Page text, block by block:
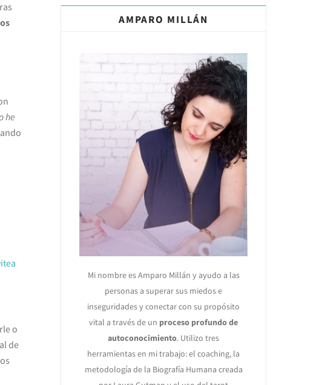
he
o
de
AMPARO MILLÁN
Mi nombre es Amparo Millán y ayudo a las
personas a superar sus miedos e
inseguridades y conectar con su propósito
vital a través de un proceso profundo de
autoconocimiento. Utilizo tres
herramientas en mi trabajo: el coaching, la
metodología de la Biografía Humana creada